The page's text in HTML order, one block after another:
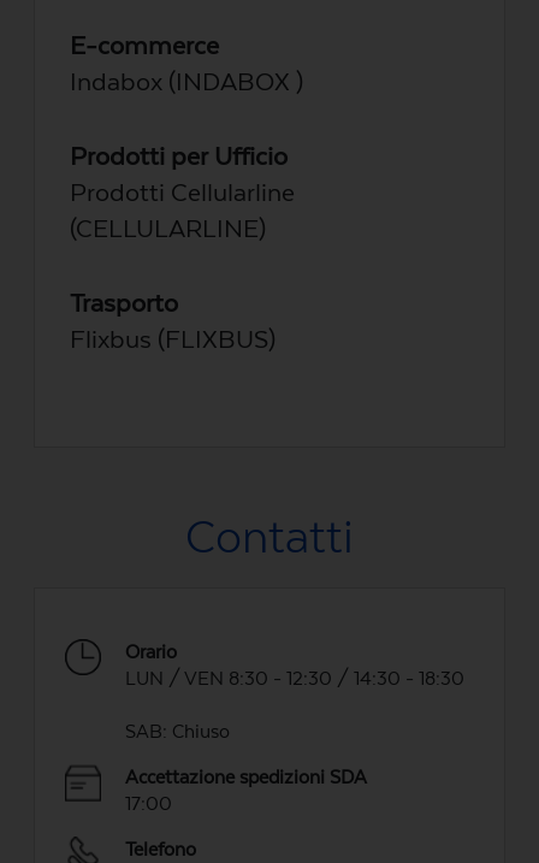
E-commerce
Indabox (INDABOX )
Prodotti per Ufficio
Prodotti Cellularline
(CELLULARLINE)
Trasporto
Flixbus (FLIXBUS)
Contatti
Orario
LUN / VEN 8:30 - 12:30 / 14:30 - 18:30
SAB: Chiuso
Accettazione spedizioni SDA
17:00
Telefono